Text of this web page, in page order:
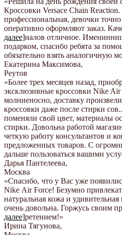
Кроссовки Versace Chain
профессиональная, девочки
оперативно оформляют заказ.
далее]иалов отличное.
подарком, спасибо ребята за
обязательно взять аналогичную
Екатерина Максимова,
Реутов
«Более трех месяцев назад,
эксклюзивные кроссовки Nike
молниеносно, доставку
кроссовки даже после стирки сов
поменяли свой цвет, материалы
стирки. Довольна работой
четкую работу консультантов и
предложенных товаров. С
дальше пользоваться вашими
Дарья Пантелеева,
Москва
«Спасибо, что у Вас уже
Nike Аir Force! Безумно
натуральная кожа и
очень довольна. Горжусь своим
далее]ретением!»
Ирина Тягунова,